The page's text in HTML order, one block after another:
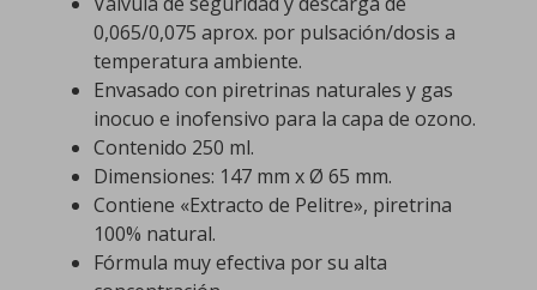
0,065/0,075 aprox. por pulsación/dosis a
temperatura ambiente.
Envasado con piretrinas naturales y gas
inocuo e inofensivo para la capa de ozono.
Contenido 250 ml.
Dimensiones: 147 mm x Ø 65 mm.
Contiene «Extracto de Pelitre», piretrina
100% natural.
Fórmula muy efectiva por su alta